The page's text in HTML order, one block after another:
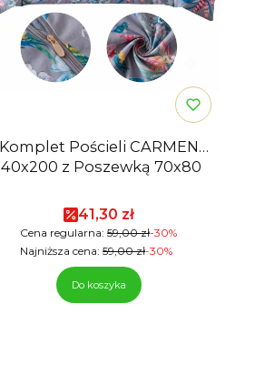
Komplet Pościeli CARMEN
z Poszewką 70x80
Cena promocyjna
41,30 zł
Cena regularna: 59,00 zł-30%
Najniższa cena: 59,00 zł-30%
Do koszyka